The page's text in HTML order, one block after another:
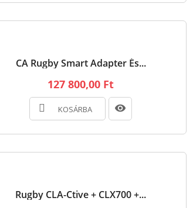
CA Rugby Smart Adapter És...
127 800,00 Ft
KOSÁRBA
Rugby CLA-Ctive + CLX700 +...